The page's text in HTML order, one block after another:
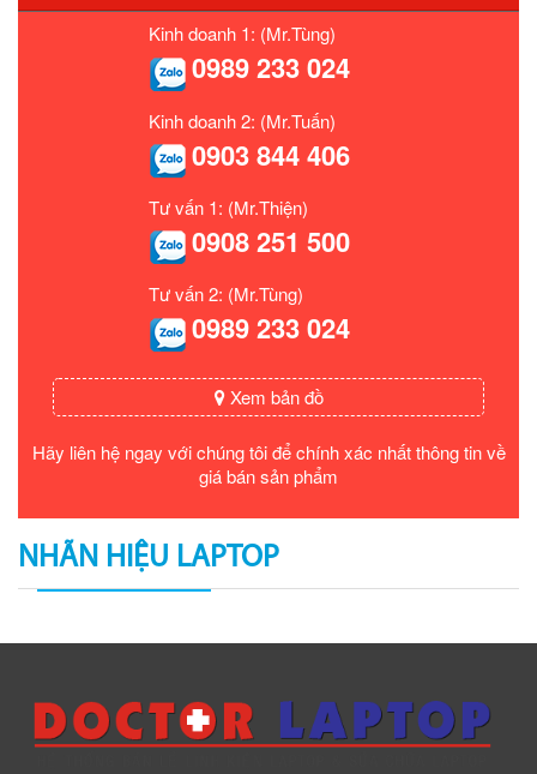
Kinh doanh 1: (Mr.Tùng)
0989 233 024
Kinh doanh 2: (Mr.Tuấn)
0903 844 406
Tư vấn 1: (Mr.Thiện)
0908 251 500
Tư vấn 2: (Mr.Tùng)
0989 233 024
Xem bản đồ
Hãy liên hệ ngay với chúng tôi để chính xác nhất thông tin về
giá bán sản phẩm
NHÃN HIỆU LAPTOP